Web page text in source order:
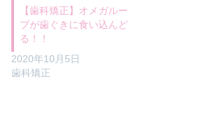
【歯科矯正】オメガルー
プが歯ぐきに食い込んど
る！！
2020年10月5日
歯科矯正